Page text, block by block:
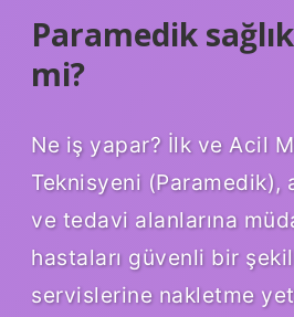
Paramedik
mi?
Ne iş yapar? İlk ve Acil
Teknisyeni (Paramedik),
ve tedavi alanlarına
hastaları güvenli bir
servislerine nakletme